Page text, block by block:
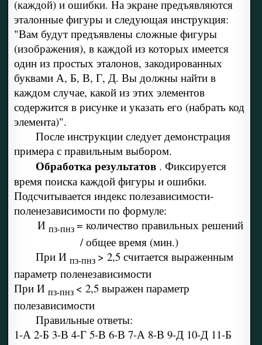
(каждой) и ошибки. На экране предъявляются
эталонные фигуры и следующая инструкция:
"Вам будут предъявлены сложные фигуры
(изображения), в каждой из которых имеется
один из простых эталонов, закодированных
буквами А, Б, В, Г, Д. Вы должны найти в
каждом случае, какой из этих элементов
содержится в рисунке и указать его (набрать код
элемента)".
После инструкции следует демонстрация
примера с правильным выбором.
Обработка результатов . Фиксируется
время поиска каждой фигуры и ошибки.
Подсчитывается индекс полезависимости-
поленезависимости по формуле:
И пз-пнз = количество правильных решений
/ общее время (мин.)
При И пз-пнз > 2,5 считается выраженным
параметр поленезависимости
При И пз-пнз < 2,5 выражен параметр
полезависимости
Правильные ответы:
1-А 2-Б 3-В 4-Г 5-В 6-В 7-А 8-В 9-Д 10-Д 11-Б